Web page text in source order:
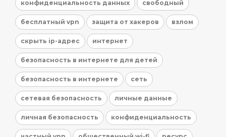
конфиденциальность данных свободный
бесплатный vpn защита от хакеров взлом
скрыть ip-адрес интернет
безопасность в интернете для детей
безопасность в интернете сеть
сетевая безопасность личные данные
личная безопасность конфиденциальность